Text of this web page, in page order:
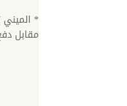
*
مقابل